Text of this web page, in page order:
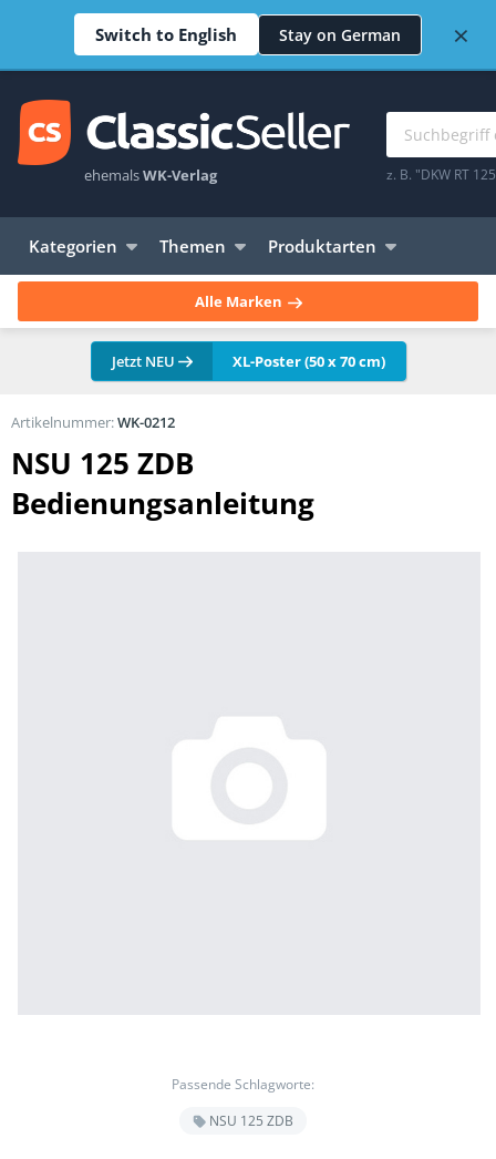
Switch to English Stay on German ×
ehemalsWK-Verlag z. B. "DKW RT
Kategorien Themen Produktarten
Alle Marken
Jetzt NEU XL-Poster (50 x 70 cm)
NSU 125 ZDB
Bedienungsanleitung
Passende Schlagworte:
NSU 125 ZDB
Artikelnummer:WK-0212